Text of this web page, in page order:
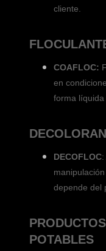
cliente.
COAFLOC:
en
forma líquida
DECOFLOC
depende del
POTABLES